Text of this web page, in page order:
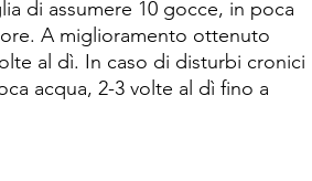
di assumere 10 gocce, in poca
A miglioramento ottenuto
al dì. In caso di disturbi cronici
acqua, 2-3 volte al dì fino a